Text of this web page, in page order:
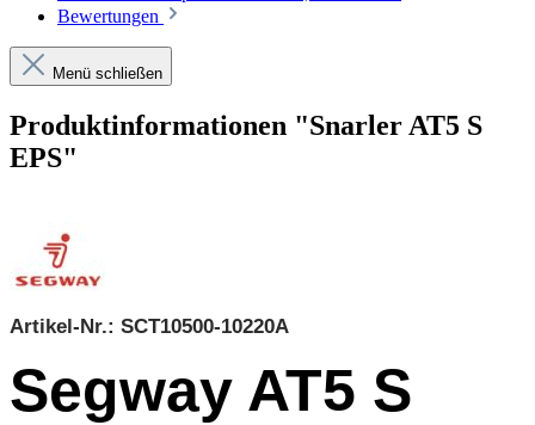
Bewertungen
Menü schließen
Produktinformationen "Snarler AT5 S
EPS"
Artikel-Nr.: SCT10500-10220A
Segway AT5 S